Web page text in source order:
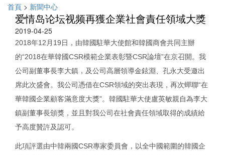
首頁 > 新聞中心
爱情岛论坛视频再獲企業社會責任領域大獎
2019-04-25
2018年12月19日，由韓國駐華大使館和韓國商會共同主辦
的“2018在華韓國CSR模範企業表彰暨CSR論壇”在京召開。我
公司副董事長李大鎮，及公司高層領導金鉉淵、孔永大受邀出
席此次盛會。我公司憑借在CSR領域的突出表現，再次蟬聯“在
華韓國企業顧客滿意度大獎”。韓國駐華大使盧英敏親自為李大
鎮副董事長頒獎，並且對我公司在社會責任領域取得的成績給
予高度贊許及認可。
此項評選由中韓兩國CSR專家委員會，以全中國範圍的韓國企